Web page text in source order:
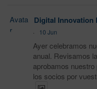
Avata
r
Digital Innovation
·
10 Jun
Ayer celebramos
anual. Revisamos
aprobamos
los socios por